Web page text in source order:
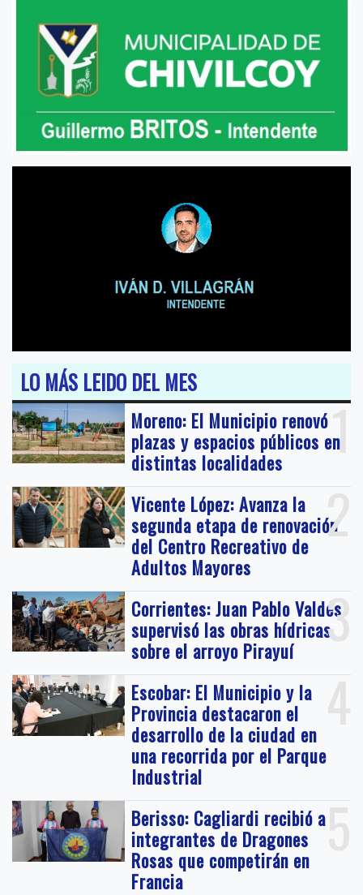
LO MÁS LEIDO DEL MES
1
Moreno: El Municipio renovó
plazas y espacios públicos en
distintas localidades
2
Vicente López: Avanza la
segunda etapa de renovación
del Centro Recreativo de
Adultos Mayores
3
Corrientes: Juan Pablo Valdés
supervisó las obras hídricas
sobre el arroyo Pirayuí
4
Escobar: El Municipio y la
Provincia destacaron el
desarrollo de la ciudad en
una recorrida por el Parque
Industrial
5
Berisso: Cagliardi recibió a
integrantes de Dragones
Rosas que competirán en
Francia